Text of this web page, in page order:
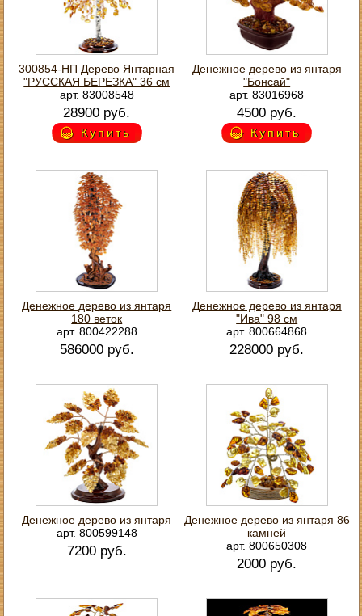
300854-НП Дерево Янтарная
"РУССКАЯ БЕРЕЗКА" 36 см
арт. 83008548
28900 руб.
Купить
Денежное дерево из янтаря
"Бонсай"
арт. 83016968
4500 руб.
Купить
Денежное дерево из янтаря
180 веток
арт. 800422288
586000 руб.
Денежное дерево из янтаря
"Ива" 98 см
арт. 800664868
228000 руб.
Денежное дерево из янтаря
арт. 800599148
7200 руб.
Денежное дерево из янтаря 86
камней
арт. 800650308
2000 руб.